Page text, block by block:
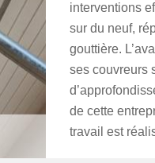
interventions
sur du neuf,
gouttière.
ses couvreurs
de cette
travail est